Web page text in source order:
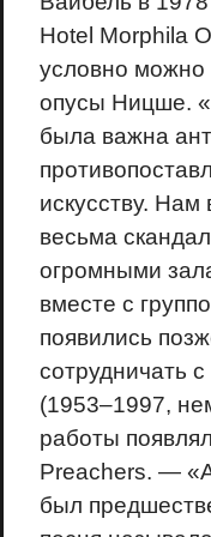
Hotel Morphilа
условно можно
опусы Ницше.
была важна
искусству.
весьма
огромными
вместе с
появились
сотрудничать
(1953–1997,
работы
Preachers. —
был